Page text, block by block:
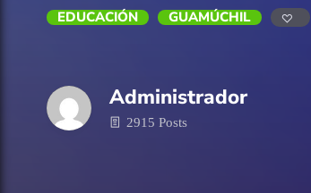
EDUCACIÓN GUAMÚCHIL
Administrador
2915 Posts